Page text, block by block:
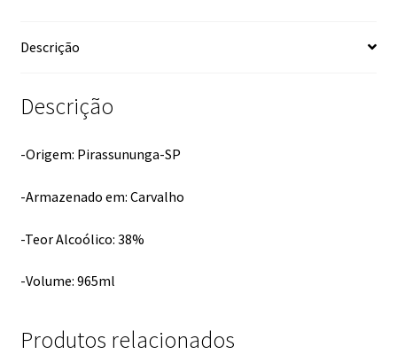
Descrição
Descrição
-Origem: Pirassununga-SP
-Armazenado em: Carvalho
-Teor Alcoólico: 38%
-Volume: 965ml
Produtos relacionados